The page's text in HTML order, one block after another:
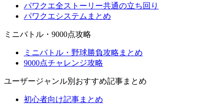
パワクエ全ストーリー共通の立ち回り
パワクエシステムまとめ
ミニバトル・9000点攻略
ミニバトル・野球勝負攻略まとめ
9000点チャレンジ攻略
ユーザージャンル別おすすめ記事まとめ
初心者向け記事まとめ